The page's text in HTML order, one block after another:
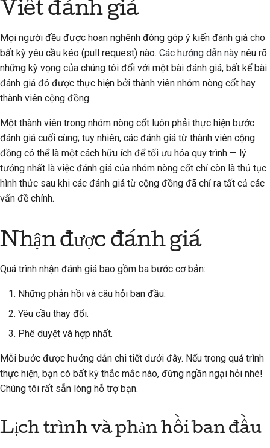
Viết đánh giá
Mọi người đều được hoan nghênh đóng góp ý kiến đánh giá cho
bất kỳ yêu cầu kéo (pull request) nào. Các hướng dẫn này nêu rõ
những kỳ vọng của chúng tôi đối với một bài đánh giá, bất kể bài
đánh giá đó được thực hiện bởi thành viên nhóm nòng cốt hay
thành viên cộng đồng.
Một thành viên trong nhóm nòng cốt luôn phải thực hiện bước
đánh giá cuối cùng; tuy nhiên, các đánh giá từ thành viên cộng
đồng có thể là một cách hữu ích để tối ưu hóa quy trình — lý
tưởng nhất là việc đánh giá của nhóm nòng cốt chỉ còn là thủ tục
hình thức sau khi các đánh giá từ cộng đồng đã chỉ ra tất cả các
vấn đề chính.
Nhận được đánh giá
Quá trình nhận đánh giá bao gồm ba bước cơ bản:
Những phản hồi và câu hỏi ban đầu.
Yêu cầu thay đổi.
Phê duyệt và hợp nhất.
Mỗi bước được hướng dẫn chi tiết dưới đây. Nếu trong quá trình
thực hiện, bạn có bất kỳ thắc mắc nào, đừng ngần ngại hỏi nhé!
Chúng tôi rất sẵn lòng hỗ trợ bạn.
Lịch trình và phản hồi ban đầu